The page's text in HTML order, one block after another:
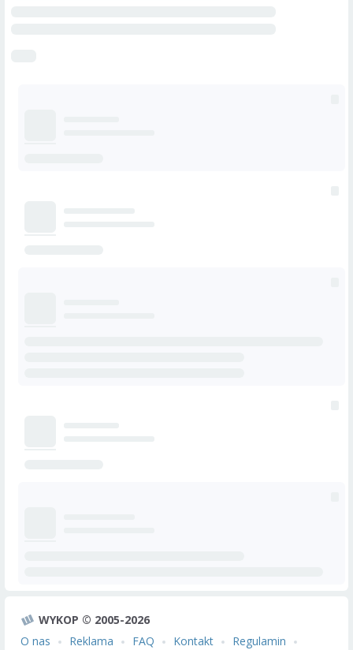
WYKOP © 2005-2026
O nas
Reklama FAQ Kontakt Regulamin